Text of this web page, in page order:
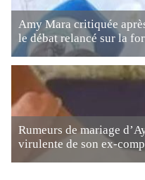
Amy Mara critiquée
le débat relancé sur la
Rumeurs de mariage
virulente de son ex-